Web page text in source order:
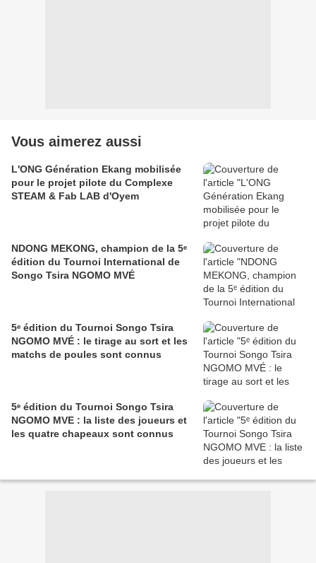
Vous aimerez aussi
L'ONG Génération Ekang mobilisée
pour le projet pilote du Complexe
STEAM & Fab LAB d'Oyem
NDONG MEKONG, champion de la 5ᵉ
édition du Tournoi International de
Songo Tsira NGOMO MVÉ
5ᵉ édition du Tournoi Songo Tsira
NGOMO MVÉ : le tirage au sort et les
matchs de poules sont connus
5ᵉ édition du Tournoi Songo Tsira
NGOMO MVE : la liste des joueurs et
les quatre chapeaux sont connus